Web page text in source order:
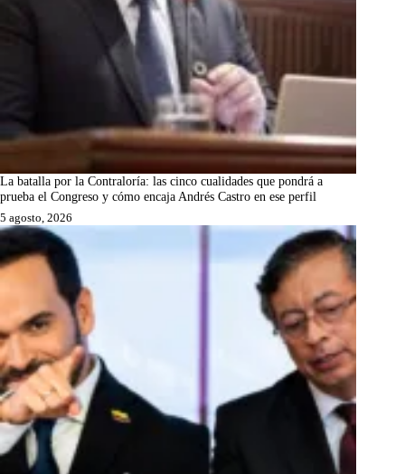
La batalla por la Contraloría: las cinco cualidades que pondrá a
prueba el Congreso y cómo encaja Andrés Castro en ese perfil
5 agosto, 2026